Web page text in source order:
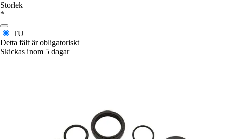
Storlek
*
TU
Detta fält är obligatoriskt
Skickas inom 5 dagar